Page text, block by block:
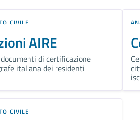
CIVILE
AIRE
di certificazione
italiana dei residenti
CIVILE